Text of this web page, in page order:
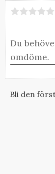
Bli den